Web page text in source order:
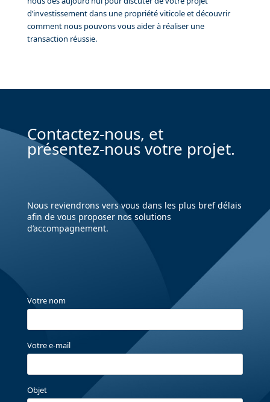
d’investissement dans une propriété viticole et découvrir
comment nous pouvons vous aider à réaliser une
transaction réussie.
Contactez-nous, et
présentez-nous votre projet.
Nous reviendrons vers vous dans les plus bref délais
afin de vous proposer nos solutions
d’accompagnement.
Votre nom
Votre e-mail
Objet